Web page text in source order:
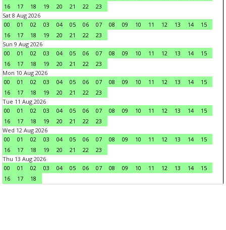
16
17 18 19 20 21 22
23
Sat 8 Aug 2026
00
01 02 03 04 05 06 07 08 09 10 11 12 13 14
15
16
17 18 19 20 21 22
23
Sun 9 Aug 2026
00
01 02 03 04 05 06 07 08 09 10 11 12 13 14
15
16
17 18 19 20 21 22
23
Mon 10 Aug 2026
00
01 02 03 04 05 06 07 08 09 10 11 12 13 14
15
16
17 18 19 20 21 22
23
Tue 11 Aug 2026
00
01 02 03 04 05 06 07 08 09 10 11 12 13 14
15
16
17 18 19 20 21 22
23
Wed 12 Aug 2026
00
01 02 03 04 05 06 07 08 09 10 11 12 13 14
15
16
17 18 19 20 21 22
23
Thu 13 Aug 2026
00
01 02 03 04 05 06 07 08 09 10 11 12 13 14
15
16
17 18